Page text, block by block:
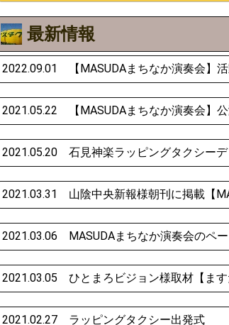
最新情報
2022.09.01 【MASUDAまちなか演奏会】
2021.05.22 【MASUDAまちなか演奏会】
2021.05.20 石見神楽ラッピングタクシーデ
2021.03.31 山陰中央新報様朝刊に掲載【
2021.03.06 MASUDAまちなか演奏会のペ
2021.03.05 ひとまろビジョン様取材【ます
2021.02.27 ラッピングタクシー出発式